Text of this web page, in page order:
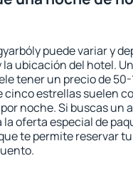
puede variar y
ubicación del hotel.
tener un precio de
cinco estrellas suelen
noche. Si buscas un
oferta especial de
te permite reservar